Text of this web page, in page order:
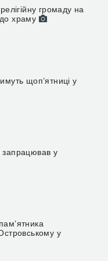
громаду на
храму
щоп’ятниці у
запрацював у
у